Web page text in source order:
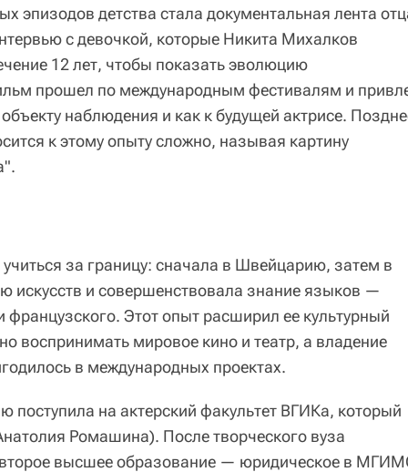
эпизодов детства стала документальная лента
с девочкой, которые Никита Михалков
12 лет, чтобы показать эволюцию
прошел по международным фестивалям и
наблюдения и как к будущей актрисе.
к этому опыту сложно, называя картину
за границу: сначала в Швейцарию, затем в
искусств и совершенствовала знание языков —
французского. Этот опыт расширил ее культурный
воспринимать мировое кино и театр, а владение
в международных проектах.
поступила на актерский факультет ВГИКа, который
Ромашина). После творческого вуза
высшее образование — юридическое в